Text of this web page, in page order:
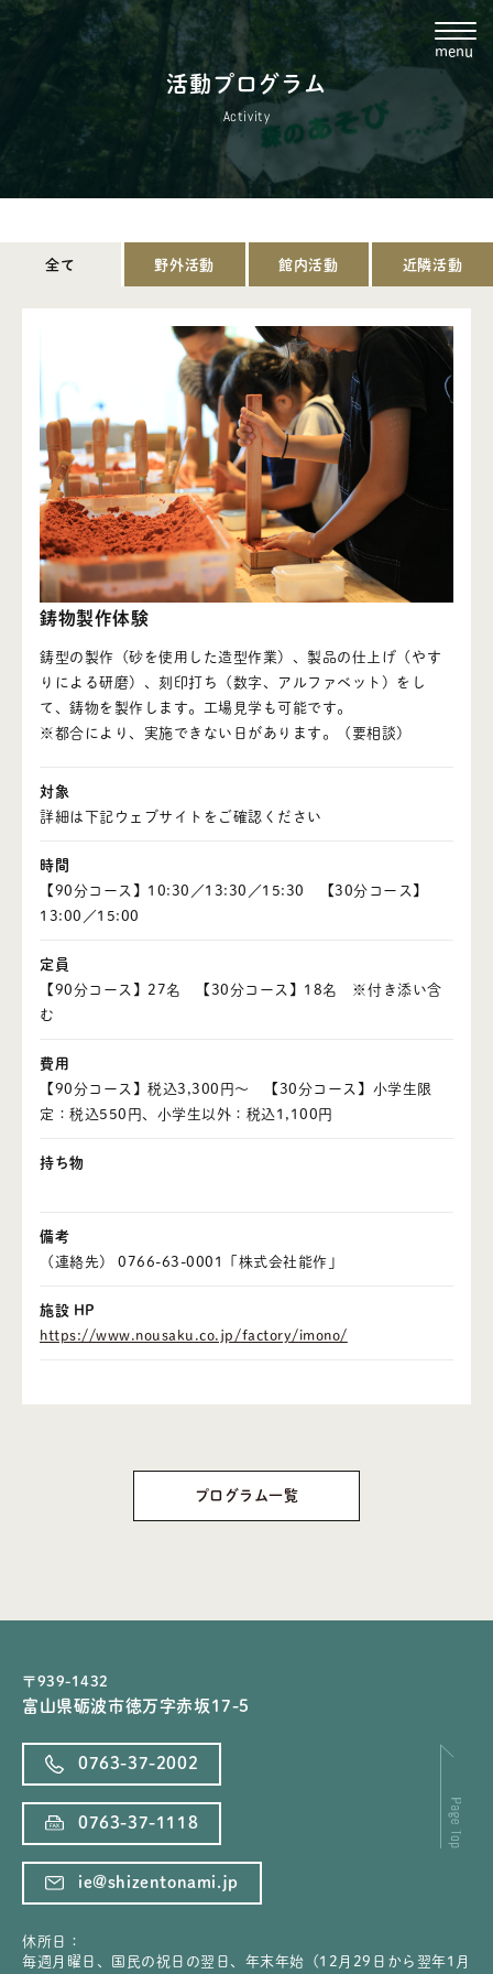
menu
・施設案内
・ご利用の流れ
- ご予約について
- ご利用について
・砺波青少年自然の家について
- 自然の家とは
・料金案内
- 施設利用料
・活動プログラム
- 野外活動
・食事メニュー
・お問い合わせ
活動プログラム
Activity
全て 野外活動 館内活動 近隣活動
鋳物製作体験
鋳型の製作（砂を使用した造型作業）、製品の仕上げ（やす
りによる研磨）、刻印打ち（数字、アルファベット）をし
て、鋳物を製作します。工場見学も可能です。
※都合により、実施できない日があります。（要相談）
対象
詳細は下記ウェブサイトをご確認ください
時間
【90分コース】10:30／13:30／15:30 【30分コース】
13:00／15:00
定員
【90分コース】27名 【30分コース】18名 ※付き添い含
む
費用
【90分コース】税込3,300円～ 【30分コース】小学生限
定：税込550円、小学生以外：税込1,100円
持ち物
備考
（連絡先） 0766-63-0001「株式会社能作」
施設 HP
https://www.nousaku.co.jp/factory/imono/
プログラム一覧
〒939-1432
富山県砺波市徳万字赤坂17-5
0763-37-2002
0763-37-1118
ie@shizentonami.jp
休所日：
毎週月曜日、国民の祝日の翌日、年末年始（12月29日から翌年1月